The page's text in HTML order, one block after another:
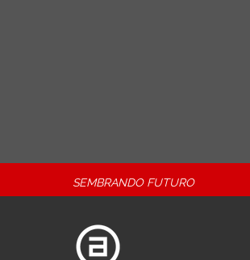
SEMBRANDO FUTURO